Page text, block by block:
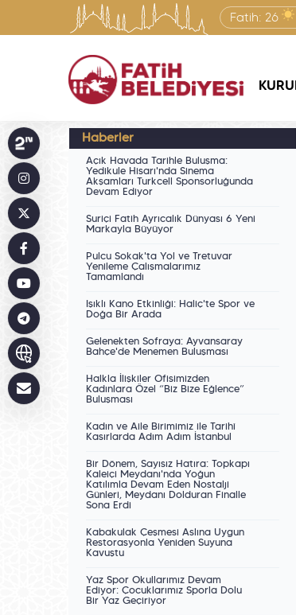
Fatih: 26
Haberler
Açık Havada Tarihle Buluşma:
Yedikule Hisarı'nda Sinema
Akşamları Turkcell Sponsorluğunda
Devam Ediyor
Suriçi Fatih Ayrıcalık Dünyası 6 Yeni
Markayla Büyüyor
Pulcu Sokak'ta Yol ve Tretuvar
Yenileme Çalışmalarımız
Tamamlandı
Işıklı Kano Etkinliği: Haliç'te Spor ve
Doğa Bir Arada
Gelenekten Sofraya: Ayvansaray
Bahçe'de Menemen Buluşması
Halkla İlişkiler Ofisimizden
Kadınlara Özel “Biz Bize Eğlence”
Buluşması
Kadın ve Aile Birimimiz ile Tarihî
Kasırlarda Adım Adım İstanbul
Bir Dönem, Sayısız Hatıra: Topkapı
Kaleiçi Meydanı'nda Yoğun
Katılımla Devam Eden Nostalji
Günleri, Meydanı Dolduran Finalle
Sona Erdi
Kabakulak Çeşmesi Aslına Uygun
Restorasyonla Yeniden Suyuna
Kavuştu
Yaz Spor Okullarımız Devam
Ediyor: Çocuklarımız Sporla Dolu
Bir Yaz Geçiriyor